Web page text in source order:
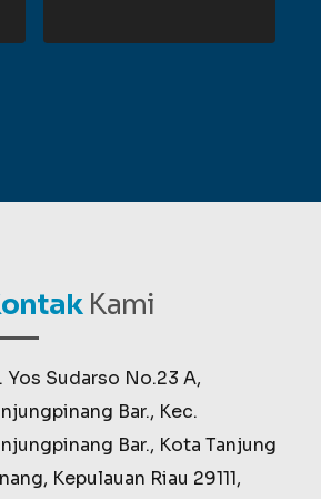
Kami
Yos Sudarso No.23 A,
Bar., Kec.
Bar., Kota Tanjung
Kepulauan Riau 29111,